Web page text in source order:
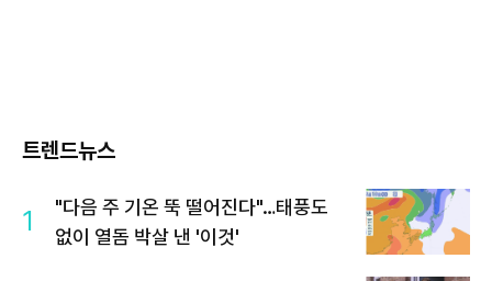
트렌드뉴스
1
"다음 주 기온 뚝 떨어진다"…태풍도
없이 열돔 박살 낸 '이것'